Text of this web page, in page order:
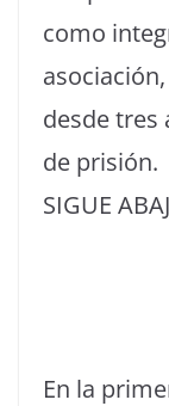
como
desde tres
de prisión.
SIGUE
En la